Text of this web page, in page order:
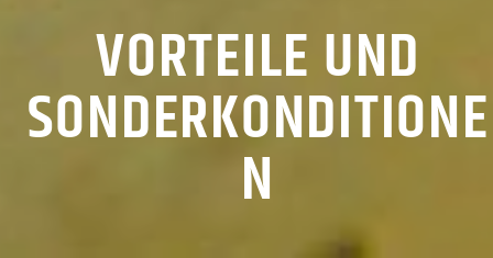
VORTEILE UND
SONDERKONDITIONE
N